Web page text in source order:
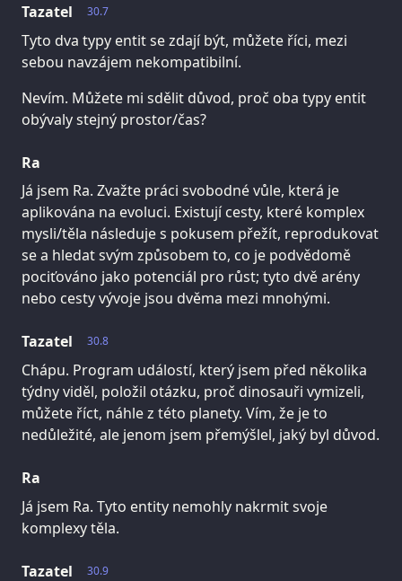
30.7
Tazatel
Tyto dva typy entit se zdají být, můžete říci, mezi
sebou navzájem nekompatibilní.
Nevím. Můžete mi sdělit důvod, proč oba typy entit
obývaly stejný prostor/čas?
Ra
Já jsem Ra. Zvažte práci svobodné vůle, která je
aplikována na evoluci. Existují cesty, které komplex
mysli/těla následuje s pokusem přežít, reprodukovat
se a hledat svým způsobem to, co je podvědomě
pociťováno jako potenciál pro růst; tyto dvě arény
nebo cesty vývoje jsou dvěma mezi mnohými.
30.8
Tazatel
Chápu. Program událostí, který jsem před několika
týdny viděl, položil otázku, proč dinosauři vymizeli,
můžete říct, náhle z této planety. Vím, že je to
nedůležité, ale jenom jsem přemýšlel, jaký byl důvod.
Ra
Já jsem Ra. Tyto entity nemohly nakrmit svoje
komplexy těla.
30.9
Tazatel